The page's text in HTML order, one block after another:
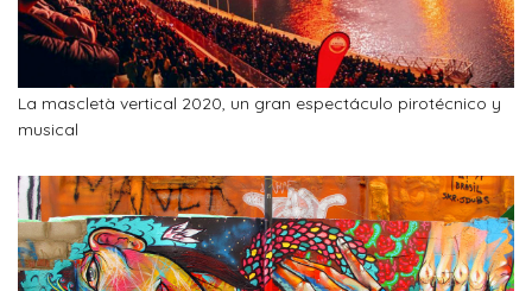
La mascletà vertical 2020, un gran espectáculo pirotécnico y
musical